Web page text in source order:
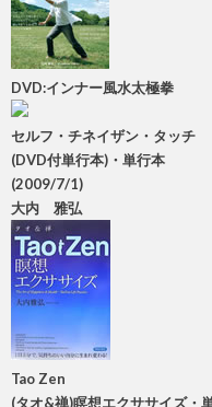
DVD:インナー風水太極拳
セルフ・チネイザン・タッチ
(DVD付単行本)・単行本
(2009/7/1)
大内 雅弘
Tao Zen
(タオ&禅)瞑想エクササイズ・